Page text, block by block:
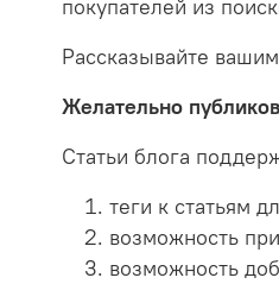
покупателей из
Рассказывайте
Желательно
Статьи блога
теги к статьям
возможность
возможность